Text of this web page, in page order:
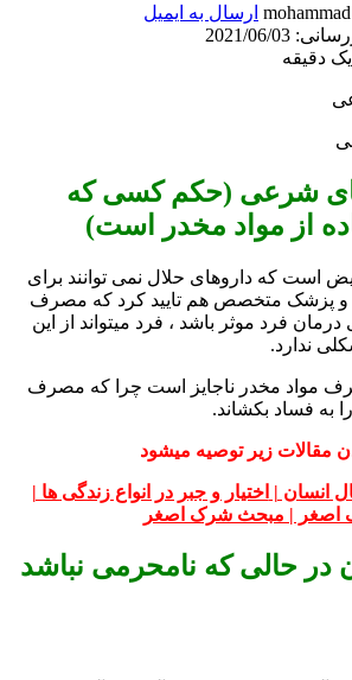
mohammad ارسال به ایمیل
2021/06/03
دقیقه
شرعی (حکم کسی که
از مواد مخدر است)
است که داروهای حلال نمی توانند برای
و پزشک متخصص هم تایید کرد که مصرف
درمان فرد موثر باشد ، فرد میتواند از این
ندارد.
مواد مخدر ناجایز است چرا که مصرف
به فساد بکشاند.
مقالات زیر توصیه میشود
انسان | اختیار و جبر در انواع زندگی ها |
اصغر | مبحث شرک اصغر
در حالی که نامحرمی نباشد